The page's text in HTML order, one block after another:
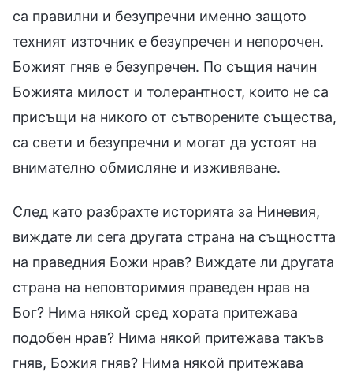
са правилни и безупречни именно защото
техният източник е безупречен и непорочен.
Божият гняв е безупречен. По същия начин
Божията милост и толерантност, които не са
присъщи на никого от сътворените същества,
са свети и безупречни и могат да устоят на
внимателно обмисляне и изживяване.
След като разбрахте историята за Ниневия,
виждате ли сега другата страна на същността
на праведния Божи нрав? Виждате ли другата
страна на неповторимия праведен нрав на
Бог? Нима някой сред хората притежава
подобен нрав? Нима някой притежава такъв
гняв, Божия гняв? Нима някой притежава